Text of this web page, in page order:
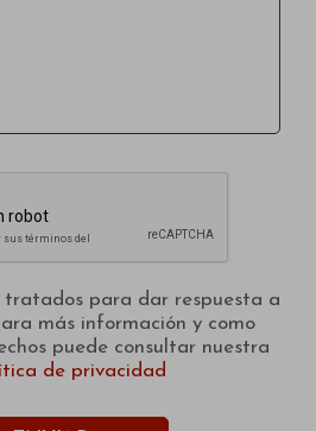
tratados para dar respuesta a
más información y como
puede consultar nuestra
de privacidad